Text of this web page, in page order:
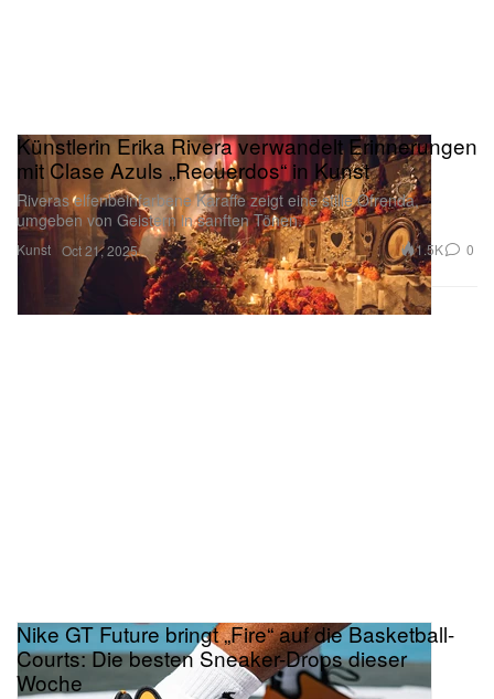
Kunst
Künstlerin Erika Rivera verwandelt Erinnerungen
mit Clase Azuls „Recuerdos“ in Kunst
Riveras elfenbeinfarbene Karaffe zeigt eine stille Ofrenda,
umgeben von Geistern in sanften Tönen.
Oct 21, 2025 1.5K 0
Nike GT Future bringt „Fire“ auf die Basketball-
Courts: Die besten Sneaker-Drops dieser
Woche